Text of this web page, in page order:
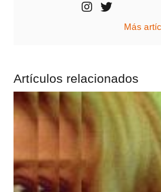
Más
Artículos relacionados